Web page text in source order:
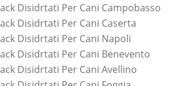
Disidrtati Per Cani Campobasso
Disidrtati Per Cani Caserta
Disidrtati Per Cani Napoli
Disidrtati Per Cani Benevento
Disidrtati Per Cani Avellino